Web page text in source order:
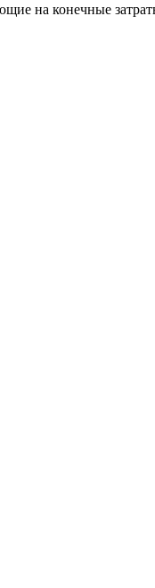
на конечные